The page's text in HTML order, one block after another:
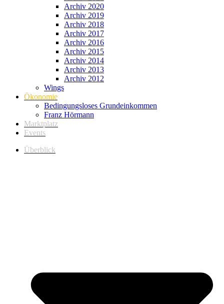
Archiv 2020
Archiv 2019
Archiv 2018
Archiv 2017
Archiv 2016
Archiv 2015
Archiv 2014
Archiv 2013
Archiv 2012
Wings
Ökonomie
Bedingungsloses Grundeinkommen
Franz Hörmann
Marktplatz
Events
Überblick